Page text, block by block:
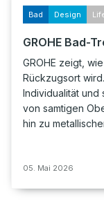
Bad Design
GROHE Bad-
GROHE zeigt,
Rückzugsort
Individualität und
von samtigen
hin zu
05. Mai 2026